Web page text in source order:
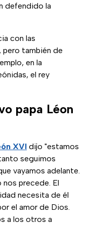
defendido la
con las
pero también de
en la
el rey
papa Léon
XVI dijo "estamos
seguimos
vayamos adelante.
precede. El
necesita de él
el amor de Dios.
a los otros a